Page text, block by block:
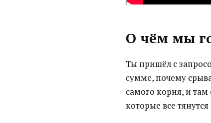
О чём мы
Ты пришёл с
сумме, почему
самого корня, и там
которые все